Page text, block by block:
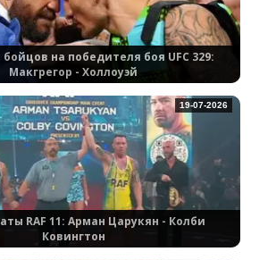
на победителя боя UFC 329:
Макгрегор - Холлоуэй
RAF 11: Арман Царукян - Колби
Ковингтон
19-07-2026